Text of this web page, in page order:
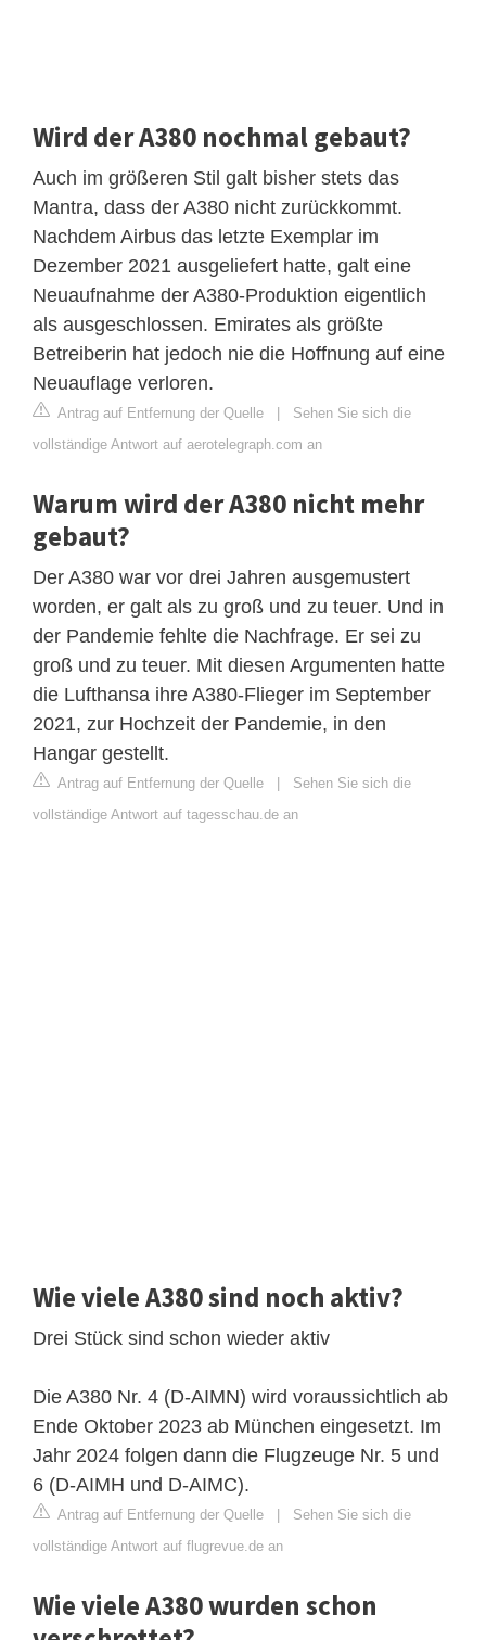
Wird der A380 nochmal gebaut?
Auch im größeren Stil galt bisher stets das
Mantra, dass der A380 nicht zurückkommt.
Nachdem Airbus das letzte Exemplar im
Dezember 2021 ausgeliefert hatte, galt eine
Neuaufnahme der A380-Produktion eigentlich
als ausgeschlossen. Emirates als größte
Betreiberin hat jedoch nie die Hoffnung auf eine
Neuauflage verloren.
Antrag auf Entfernung der Quelle
Sehen Sie sich die
vollständige Antwort auf aerotelegraph.com an
Warum wird der A380 nicht mehr
gebaut?
Der A380 war vor drei Jahren ausgemustert
worden, er galt als zu groß und zu teuer. Und in
der Pandemie fehlte die Nachfrage. Er sei zu
groß und zu teuer. Mit diesen Argumenten hatte
die Lufthansa ihre A380-Flieger im September
2021, zur Hochzeit der Pandemie, in den
Hangar gestellt.
Antrag auf Entfernung der Quelle
Sehen Sie sich die
vollständige Antwort auf tagesschau.de an
Wie viele A380 sind noch aktiv?
Drei Stück sind schon wieder aktiv
Die A380 Nr. 4 (D-AIMN) wird voraussichtlich ab
Ende Oktober 2023 ab München eingesetzt. Im
Jahr 2024 folgen dann die Flugzeuge Nr. 5 und
6 (D-AIMH und D-AIMC).
Antrag auf Entfernung der Quelle
Sehen Sie sich die
vollständige Antwort auf flugrevue.de an
Wie viele A380 wurden schon